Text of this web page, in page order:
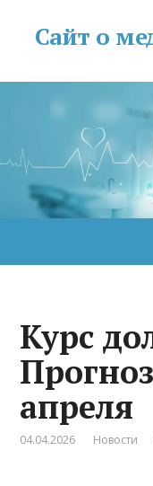
Сайт о
Курс
апреля
04.04.2026 Новости